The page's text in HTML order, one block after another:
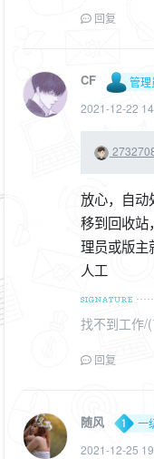
回复
CF
管理
2021-12-22
放心，自动
移到回收站
理员或版主
人工
找不到工作/
回复
随风
一
2021-12-25